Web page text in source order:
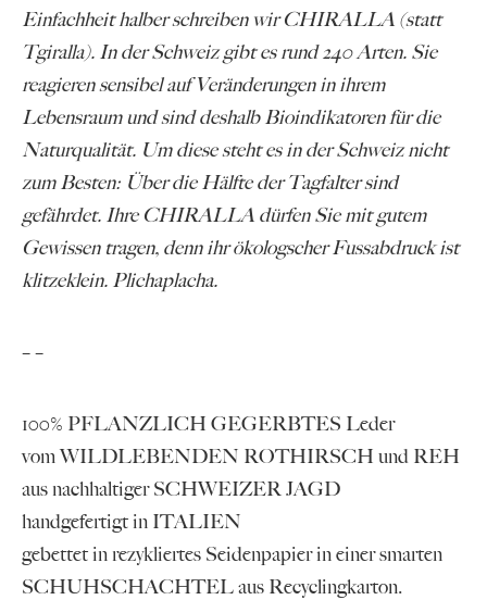
Einfachheit halber schreiben wir CHIRALLA (statt
Tgiralla). In der Schweiz gibt es rund 240 Arten. Sie
reagieren sensibel auf Veränderungen in ihrem
Lebensraum und sind deshalb Bioindikatoren für die
Naturqualität. Um diese steht es in der Schweiz nicht
zum Besten: Über die Hälfte der Tagfalter sind
gefährdet. Ihre CHIRALLA dürfen Sie mit gutem
Gewissen tragen, denn ihr ökologscher Fussabdruck ist
klitzeklein. Plichaplacha.
– –
100% PFLANZLICH GEGERBTES Leder
vom WILDLEBENDEN ROTHIRSCH und REH
aus nachhaltiger SCHWEIZER JAGD
handgefertigt in ITALIEN
gebettet in rezykliertes Seidenpapier in einer smarten
SCHUHSCHACHTEL aus Recyclingkarton.